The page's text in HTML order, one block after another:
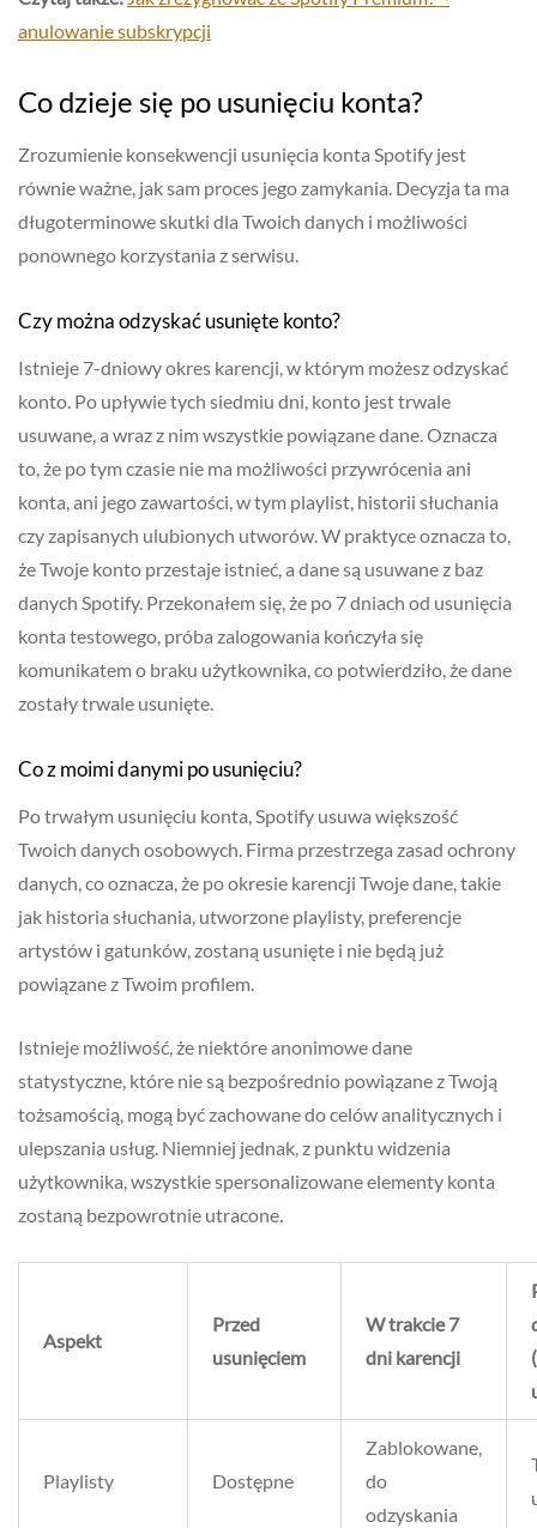
anulowanie subskrypcji
Co dzieje się po usunięciu konta?
Zrozumienie konsekwencji usunięcia konta Spotify jest
równie ważne, jak sam proces jego zamykania. Decyzja ta ma
długoterminowe skutki dla Twoich danych i możliwości
ponownego korzystania z serwisu.
Czy można odzyskać usunięte konto?
Istnieje 7-dniowy okres karencji, w którym możesz odzyskać
konto. Po upływie tych siedmiu dni, konto jest trwale
usuwane, a wraz z nim wszystkie powiązane dane. Oznacza
to, że po tym czasie nie ma możliwości przywrócenia ani
konta, ani jego zawartości, w tym playlist, historii słuchania
czy zapisanych ulubionych utworów. W praktyce oznacza to,
że Twoje konto przestaje istnieć, a dane są usuwane z baz
danych Spotify. Przekonałem się, że po 7 dniach od usunięcia
konta testowego, próba zalogowania kończyła się
komunikatem o braku użytkownika, co potwierdziło, że dane
zostały trwale usunięte.
Co z moimi danymi po usunięciu?
Po trwałym usunięciu konta, Spotify usuwa większość
Twoich danych osobowych. Firma przestrzega zasad ochrony
danych, co oznacza, że po okresie karencji Twoje dane, takie
jak historia słuchania, utworzone playlisty, preferencje
artystów i gatunków, zostaną usunięte i nie będą już
powiązane z Twoim profilem.
Istnieje możliwość, że niektóre anonimowe dane
statystyczne, które nie są bezpośrednio powiązane z Twoją
tożsamością, mogą być zachowane do celów analitycznych i
ulepszania usług. Niemniej jednak, z punktu widzenia
użytkownika, wszystkie spersonalizowane elementy konta
zostaną bezpowrotnie utracone.
Aspekt
Przed
usunięciem
W trakcie 7
dni karencji
Playlisty Dostępne
Zablokowane,
do
odzyskania